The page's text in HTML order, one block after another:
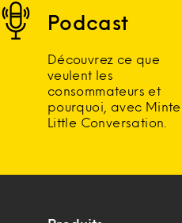
Podcast
Découvrez ce que
veulent les
consommateurs et
pourquoi, avec Mintel
Little Conversation.